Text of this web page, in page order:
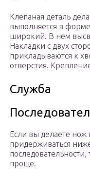
Клепаная деталь
выполняется в
широкий. В нем
Накладки с двух
прикладываются к
отверстия.
Служба
Если вы делаете нож
придерживаться
проще.